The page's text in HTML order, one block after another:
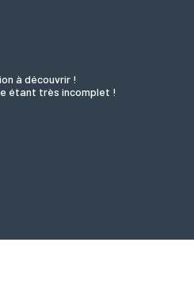
à découvrir !
étant très incomplet !